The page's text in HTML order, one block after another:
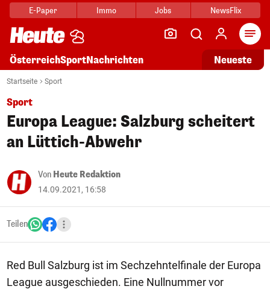
E-Paper Immo Jobs NewsFlix
ÖsterreichSportNachrichten Neueste
Startseite Sport
Sport
Europa League: Salzburg scheitert
an Lüttich-Abwehr
Von Heute Redaktion
14.09.2021, 16:58
Teilen
Red Bull Salzburg ist im Sechzehntelfinale der Europa
League ausgeschieden. Eine Nullnummer vor